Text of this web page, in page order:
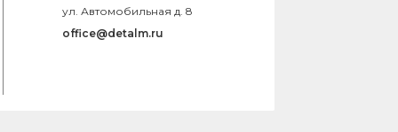
ул. Автомобильная д. 8
office@detalm.ru